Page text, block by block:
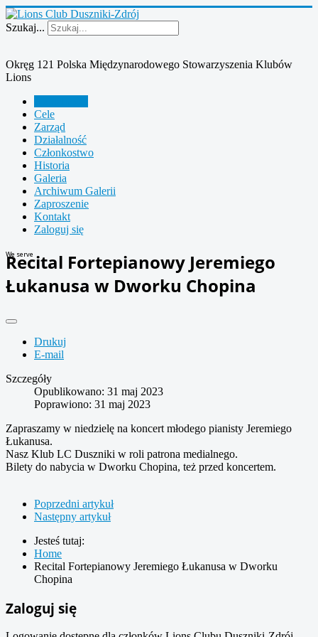
Szukaj...
Okręg 121 Polska Międzynarodowego Stowarzyszenia Klubów
Lions
Cele
Zarząd
Działalność
Członkostwo
Historia
Galeria
Archiwum Galerii
Zaproszenie
Kontakt
Zaloguj się
We serve
Recital Fortepianowy Jeremiego
Łukanusa w Dworku Chopina
Drukuj
E-mail
Szczegóły
Opublikowano: 31 maj 2023
Poprawiono: 31 maj 2023
Zapraszamy w niedzielę na koncert młodego pianisty Jeremiego
Łukanusa.
Nasz Klub LC Duszniki w roli patrona medialnego.
Bilety do nabycia w Dworku Chopina, też przed koncertem.
Poprzedni artykuł
Następny artykuł
Jesteś tutaj:
Home
Recital Fortepianowy Jeremiego Łukanusa w Dworku
Chopina
Zaloguj się